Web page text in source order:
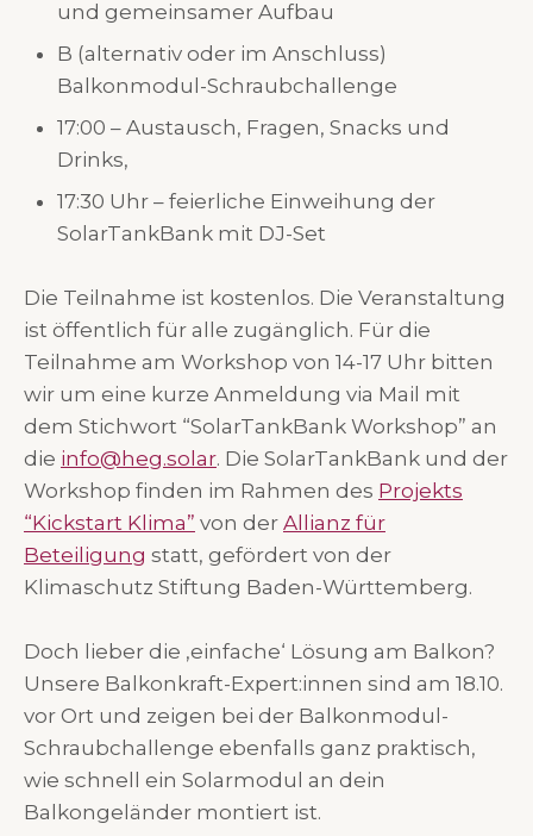
und gemeinsamer Aufbau
B (alternativ oder im Anschluss)
Balkonmodul-Schraubchallenge
17:00 – Austausch, Fragen, Snacks und
Drinks,
17:30 Uhr – feierliche Einweihung der
SolarTankBank mit DJ-Set
Die Teilnahme ist kostenlos. Die Veranstaltung
ist öffentlich für alle zugänglich. Für die
Teilnahme am Workshop von 14-17 Uhr bitten
wir um eine kurze Anmeldung via Mail mit
dem Stichwort “SolarTankBank Workshop” an
die info@heg.solar. Die SolarTankBank und der
Workshop finden im Rahmen des Projekts
“Kickstart Klima” von der Allianz für
Beteiligung statt, gefördert von der
Klimaschutz Stiftung Baden-Württemberg.
Doch lieber die ‚einfache‘ Lösung am Balkon?
Unsere Balkonkraft-Expert:innen sind am 18.10.
vor Ort und zeigen bei der Balkonmodul-
Schraubchallenge ebenfalls ganz praktisch,
wie schnell ein Solarmodul an dein
Balkongeländer montiert ist.